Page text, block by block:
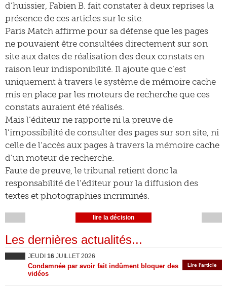
d’huissier, Fabien B. fait constater à deux reprises la
présence de ces articles sur le site.
Paris Match affirme pour sa défense que les pages
ne pouvaient être consultées directement sur son
site aux dates de réalisation des deux constats en
raison leur indisponibilité. Il ajoute que c’est
uniquement à travers le système de mémoire cache
mis en place par les moteurs de recherche que ces
constats auraient été réalisés.
Mais l’éditeur ne rapporte ni la preuve de
l’impossibilité de consulter des pages sur son site, ni
celle de l’accès aux pages à travers la mémoire cache
d’un moteur de recherche.
Faute de preuve, le tribunal retient donc la
responsabilité de l’éditeur pour la diffusion des
textes et photographies incriminés.
lire la décision
Les dernières actualités...
JEUDI 16 JUILLET 2026
Lire l'article
Condamnée par avoir fait indûment bloquer des
vidéos